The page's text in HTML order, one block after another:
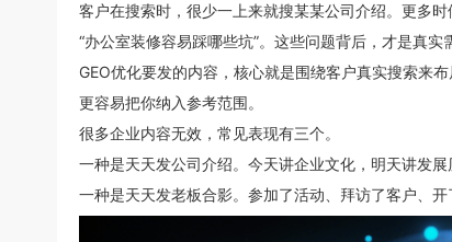
客户在搜索时，很少一上来就搜某某公司介绍。更多
“办公室装修容易踩哪些坑”。这些问题背后，才是真实
GEO优化要发的内容，核心就是围绕客户真实搜索来
更容易把你纳入参考范围。
很多企业内容无效，常见表现有三个。
一种是天天发公司介绍。今天讲企业文化，明天讲发
一种是天天发老板合影。参加了活动、拜访了客户、